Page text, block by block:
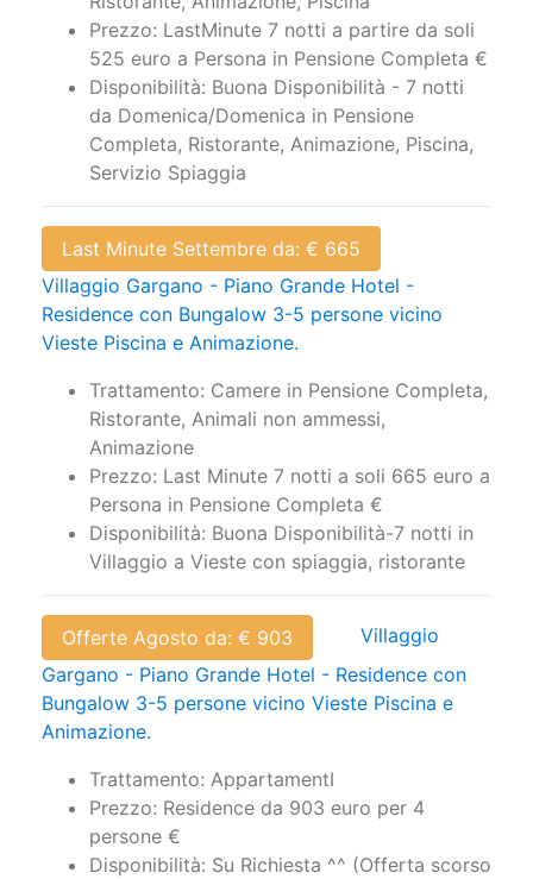
Prezzo: LastMinute 7 notti a partire da soli
525 euro a Persona in Pensione Completa €
Disponibilità: Buona Disponibilità - 7 notti
da Domenica/Domenica in Pensione
Completa, Ristorante, Animazione, Piscina,
Servizio Spiaggia
Last Minute Settembre da: € 665
Villaggio Gargano - Piano Grande Hotel -
Residence con Bungalow 3-5 persone vicino
Vieste Piscina e Animazione.
Trattamento: Camere in Pensione Completa,
Ristorante, Animali non ammessi,
Animazione
Prezzo: Last Minute 7 notti a soli 665 euro a
Persona in Pensione Completa €
Disponibilità: Buona Disponibilità-7 notti in
Villaggio a Vieste con spiaggia, ristorante
Offerte Agosto da: € 903
Villaggio
Gargano - Piano Grande Hotel - Residence con
Bungalow 3-5 persone vicino Vieste Piscina e
Animazione.
Trattamento: AppartamentI
Prezzo: Residence da 903 euro per 4
persone €
Disponibilità: Su Richiesta ^^ (Offerta scorso